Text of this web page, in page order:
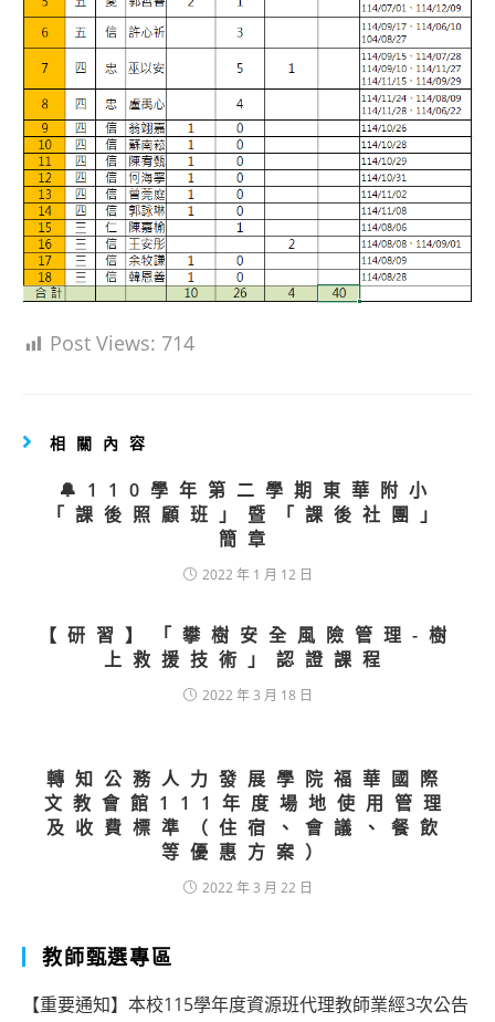
Post Views: 714
相關內容
🔔110學年第二學期東華附小
「課後照顧班」暨「課後社團」
簡章
2022 年 1 月 12 日
【研習】「攀樹安全風險管理-樹
上救援技術」認證課程
2022 年 3 月 18 日
轉知公務人力發展學院福華國際
文教會館111年度場地使用管理
及收費標準（住宿、會議、餐飲
等優惠方案）
2022 年 3 月 22 日
教師甄選專區
【重要通知】本校115學年度資源班代理教師業經3次公告